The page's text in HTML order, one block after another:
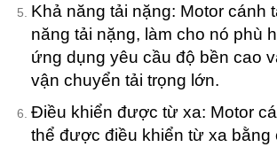
Khả năng tải nặng: Motor cánh
năng tải nặng, làm cho nó phù
ứng dụng yêu cầu độ bền cao
vận chuyển tải trọng lớn.
Điều khiển được từ xa: Motor
thể được điều khiển từ xa bằng